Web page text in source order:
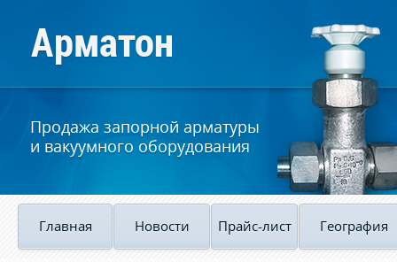
Продажа запорной арматуры
и вакуумного оборудования
Главная Новости Прайс-лист География